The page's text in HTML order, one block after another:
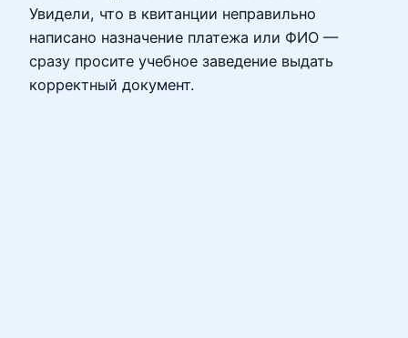
Увидели, что в квитанции неправильно
написано назначение платежа или ФИО —
сразу просите учебное заведение выдать
корректный документ.